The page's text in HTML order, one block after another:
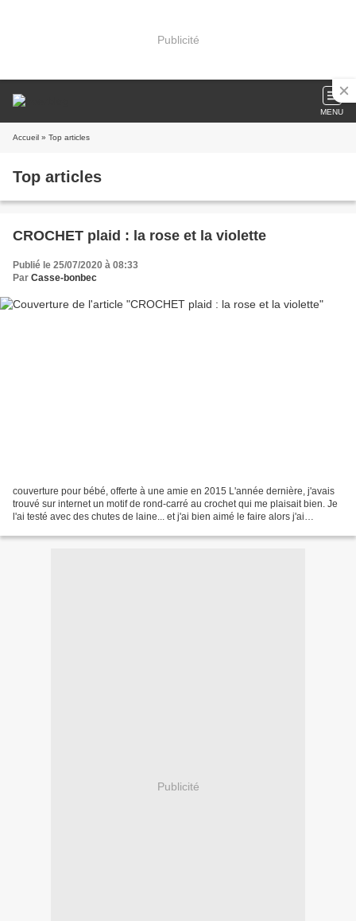
Publicité
MENU
Accueil » Top articles
Top articles
CROCHET plaid : la rose et la violette
Publié le 25/07/2020 à 08:33
Par Casse-bonbec
couverture pour bébé, offerte à une amie en 2015 L'année dernière, j'avais
trouvé sur internet un motif de rond-carré au crochet qui me plaisait bien. Je
l'ai testé avec des chutes de laine... et j'ai bien aimé le faire alors j'ai
Publicité